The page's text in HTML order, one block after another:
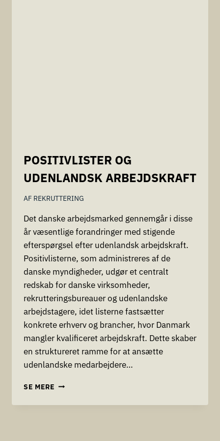
POSITIVLISTER OG
UDENLANDSK ARBEJDSKRAFT
AF REKRUTTERING
Det danske arbejdsmarked gennemgår i disse
år væsentlige forandringer med stigende
efterspørgsel efter udenlandsk arbejdskraft.
Positivlisterne, som administreres af de
danske myndigheder, udgør et centralt
redskab for danske virksomheder,
rekrutteringsbureauer og udenlandske
arbejdstagere, idet listerne fastsætter
konkrete erhverv og brancher, hvor Danmark
mangler kvalificeret arbejdskraft. Dette skaber
en struktureret ramme for at ansætte
udenlandske medarbejdere…
SE MERE POSITIVLISTER
UDENLANDSK